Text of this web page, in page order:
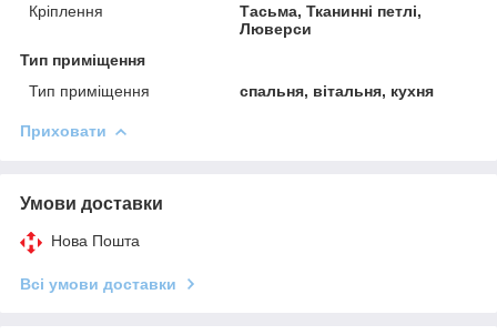
Кріплення
Тасьма, Тканинні петлі,
Люверси
Тип приміщення
Тип приміщення
спальня, вітальня, кухня
Приховати
Умови доставки
Нова Пошта
Всі умови доставки